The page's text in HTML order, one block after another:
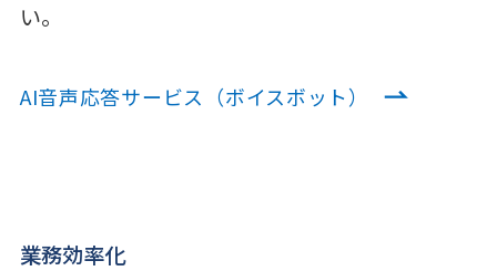
い。
AI音声応答サービス（ボイスボット）
業務効率化